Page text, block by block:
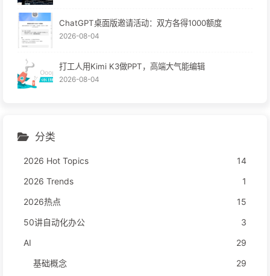
ChatGPT桌面版邀请活动：双方各得1000额度
2026-08-04
打工人用Kimi K3做PPT，高端大气能编辑
2026-08-04
分类
2026 Hot Topics
14
2026 Trends
1
2026热点
15
50讲自动化办公
3
AI
29
基础概念
29